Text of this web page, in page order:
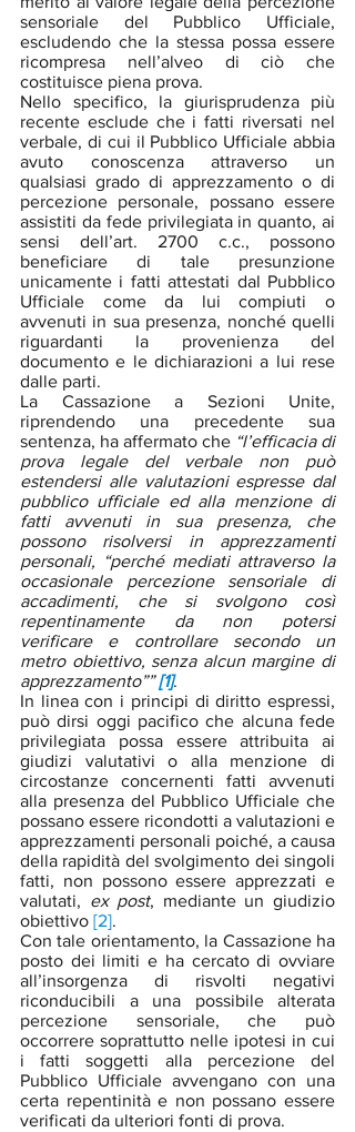
sensoriale del Pubblico Ufficiale,
escludendo che la stessa possa essere
ricompresa nell’alveo di ciò che
costituisce piena prova.
Nello specifico, la giurisprudenza più
recente esclude che i fatti riversati nel
verbale, di cui il Pubblico Ufficiale abbia
avuto conoscenza attraverso un
qualsiasi grado di apprezzamento o di
percezione personale, possano essere
assistiti da fede privilegiata in quanto, ai
sensi dell’art. 2700 c.c., possono
beneficiare di tale presunzione
unicamente i fatti attestati dal Pubblico
Ufficiale come da lui compiuti o
avvenuti in sua presenza, nonché quelli
riguardanti la provenienza del
documento e le dichiarazioni a lui rese
dalle parti.
La Cassazione a Sezioni Unite,
riprendendo una precedente sua
sentenza, ha affermato che “l’efficacia di
prova legale del verbale non può
estendersi alle valutazioni espresse dal
pubblico ufficiale ed alla menzione di
fatti avvenuti in sua presenza, che
possono risolversi in apprezzamenti
personali, “perché mediati attraverso la
occasionale percezione sensoriale di
accadimenti, che si svolgono così
repentinamente da non potersi
verificare e controllare secondo un
metro obiettivo, senza alcun margine di
apprezzamento”” [1].
In linea con i principi di diritto espressi,
può dirsi oggi pacifico che alcuna fede
privilegiata possa essere attribuita ai
giudizi valutativi o alla menzione di
circostanze concernenti fatti avvenuti
alla presenza del Pubblico Ufficiale che
possano essere ricondotti a valutazioni e
apprezzamenti personali poiché, a causa
della rapidità del svolgimento dei singoli
fatti, non possono essere apprezzati e
valutati, ex post, mediante un giudizio
obiettivo [2].
Con tale orientamento, la Cassazione ha
posto dei limiti e ha cercato di ovviare
all’insorgenza di risvolti negativi
riconducibili a una possibile alterata
percezione sensoriale, che può
occorrere soprattutto nelle ipotesi in cui
i fatti soggetti alla percezione del
Pubblico Ufficiale avvengano con una
certa repentinità e non possano essere
verificati da ulteriori fonti di prova.